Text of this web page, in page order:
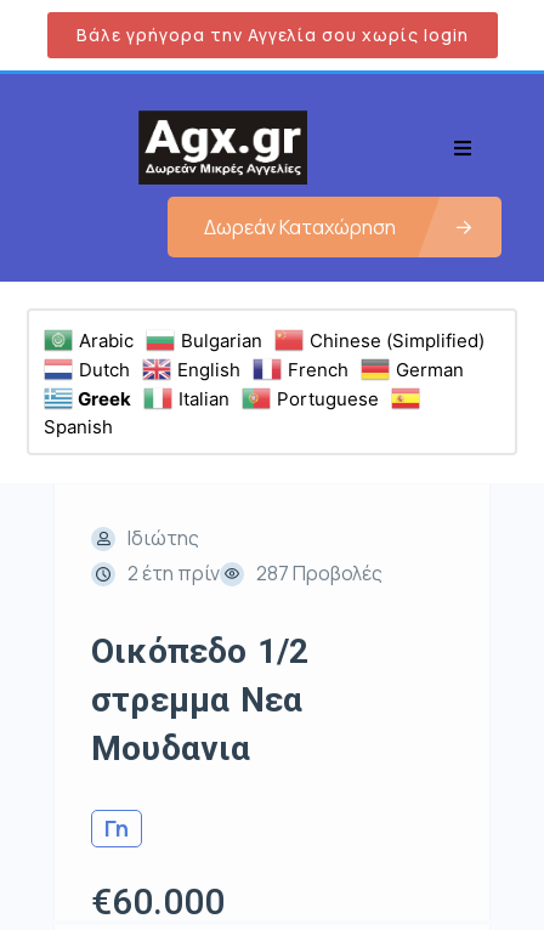
Βάλε γρήγορα την Αγγελία σου χωρίς login
Δωρεάν Καταχώρηση
Arabic Bulgarian
Chinese (Simplified)
Dutch
English French
German
Greek
Italian
Portuguese
Spanish
Ιδιώτης
2 έτη πρίν
287 Προβολές
Οικόπεδο 1/2
στρεμμα Νεα
Μουδανια
Γη
€60.000